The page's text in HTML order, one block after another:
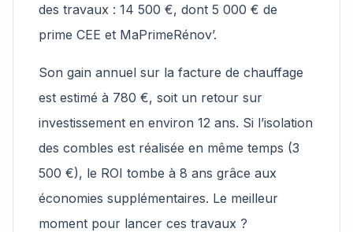
des travaux : 14 500 €, dont 5 000 € de
prime CEE et MaPrimeRénov’.
Son gain annuel sur la facture de chauffage
est estimé à 780 €, soit un retour sur
investissement en environ 12 ans. Si l’isolation
des combles est réalisée en même temps (3
500 €), le ROI tombe à 8 ans grâce aux
économies supplémentaires. Le meilleur
moment pour lancer ces travaux ?